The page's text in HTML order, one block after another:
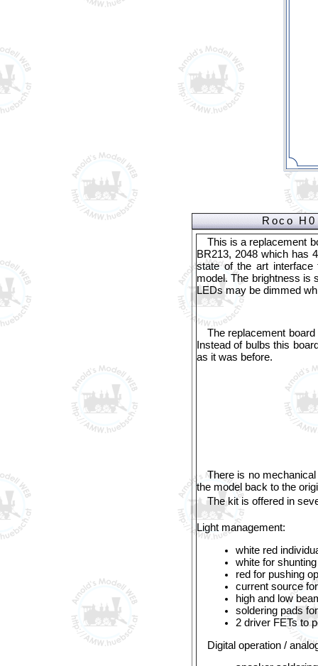
Roco
This is a replacement
BR213, 2048 which has
state of the art interface
model. The brightness is
LEDs may be dimmed
The replacement
Instead of bulbs this
as it was before.
There is no
the model back to the
The kit is offered in
Light management:
white red
white for
red for pushing
current source
high and low
soldering pads
2 driver FETs to
Digital operation /